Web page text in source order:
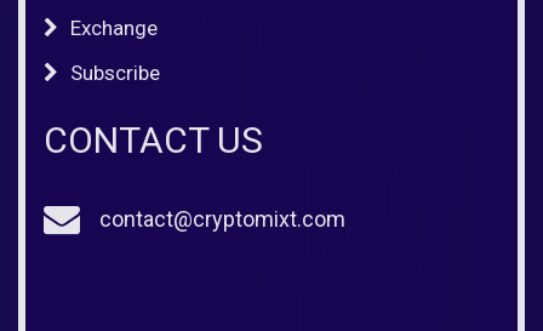
Exchange
Subscribe
CONTACT US
contact@cryptomixt.com